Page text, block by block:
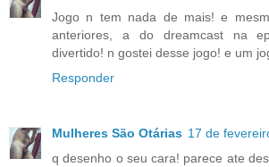
Jogo n tem nada de mais! e
anteriores, a do dreamcast na
divertido! n gostei desse jogo! e um
Responder
Mulheres São Otárias 17 de
q desenho o seu cara! parece ate